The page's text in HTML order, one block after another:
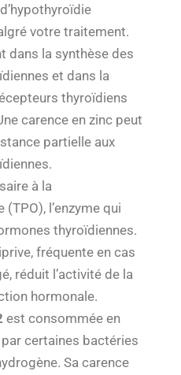
votre traitement.
dans la synthèse des
et dans la
thyroïdiens
carence en zinc peut
partielle aux
à la
l’enzyme qui
thyroïdiennes.
fréquente en cas
réduit l’activité de la
hormonale.
est consommée en
certaines bactéries
Sa carence